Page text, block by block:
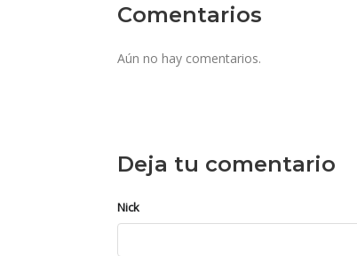
Comentarios
Aún no hay comentarios.
Deja tu comentario
Nick